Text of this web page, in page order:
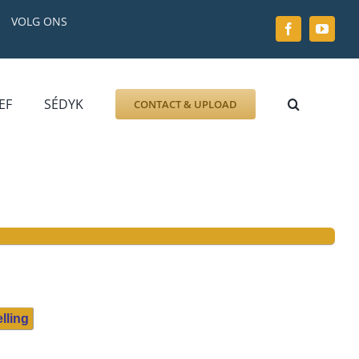
VOLG ONS
GRAFZERK
ALLLES
SÉDYK CONTACT & UPLOAD